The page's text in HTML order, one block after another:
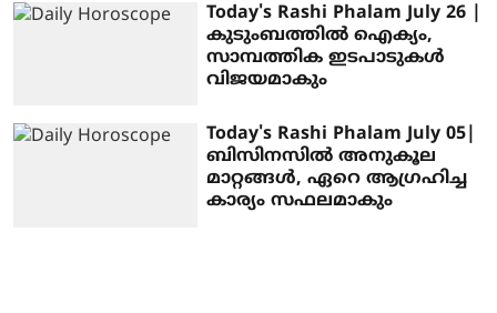
Today's Rashi Phalam July 26 |
കുടുംബത്തിൽ ഐക്യം,
സാമ്പത്തിക ഇടപാടുകൾ
വിജയമാകും
Today's Rashi Phalam July 05|
ബിസിനസിൽ അനുകൂല
മാറ്റങ്ങൾ, ഏറെ ആഗ്രഹിച്ച
കാര്യം സഫലമാകും